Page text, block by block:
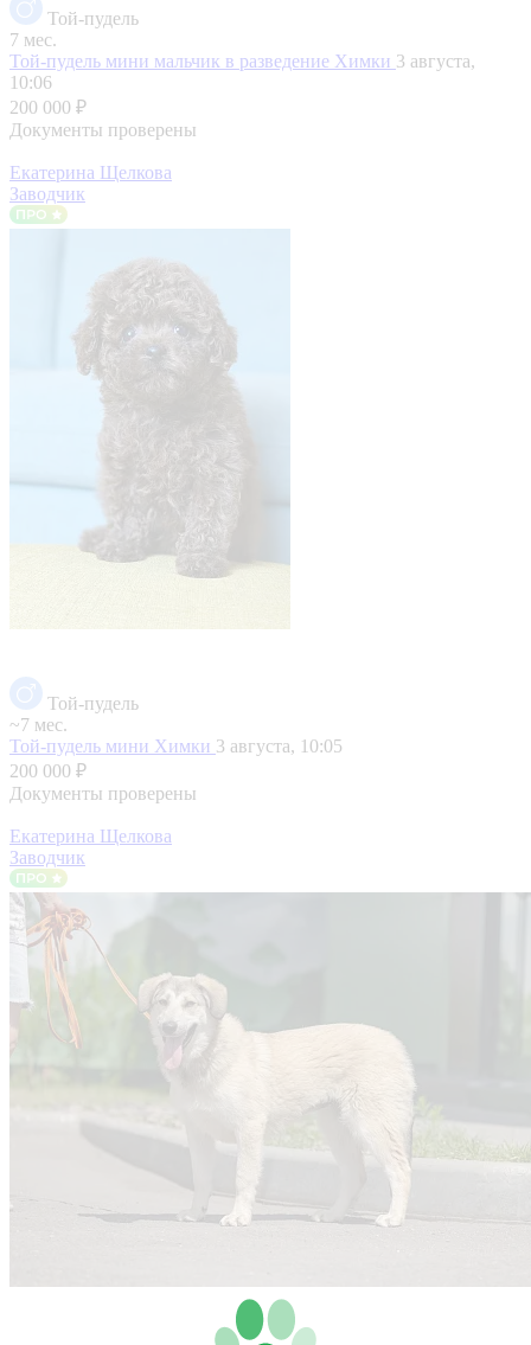
Той-пудель
7 мес.
Той-пудель мини мальчик в разведение Химки 3 августа,
10:06
200 000 ₽
Документы проверены
Екатерина Щелкова
Заводчик
Той-пудель
~7 мес.
Той-пудель мини Химки 3 августа, 10:05
200 000 ₽
Документы проверены
Екатерина Щелкова
Заводчик